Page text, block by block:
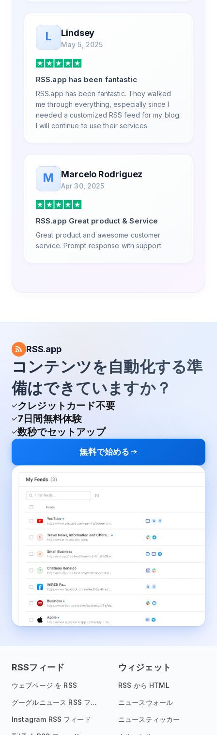
L Lindsey
May 5, 2025
RSS.app has been fantastic
RSS.app has been fantastic. They walked
me through everything, especially since I
needed a customized RSS feed for my blog.
I will continue to use their services.
M Marcelo Rodriguez
Apr 30, 2025
RSS.app Great product & Service
Great product and awesome customer
service. Prompt response with support.
RSS.app
コンテンツを自動化する準
備はできていますか？
クレジットカード不要
7日間無料体験
数秒でセットアップ
無料で始める
RSSフィード
ウェブページ を RSS
グーグルニュース RSS フィード
Instagram RSS フィード
ウィジェット
RSS から HTML
ニュースウォール
ニュースティッカー